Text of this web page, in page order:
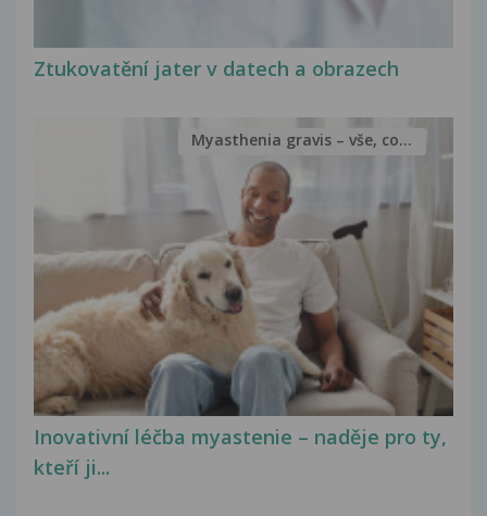
Ztukovatění jater v datech a obrazech
Inovativní léčba myastenie – naděje pro ty,
kteří ji...
Myasthenia gravis – vše, co...